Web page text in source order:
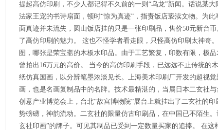
提起高仿印刷，不少人都记得不久前的一则“乌龙”新闻。话说某
法家王宠的书诗扇面，顿时“惊为真迹”，指责饭店亵渎文物。为
面真迹并未流失，圆山饭店挂的只是一张印刷品，售价50元新台
了高仿印刷的魅力。 这也不怪学者看走眼，只怪高仿印刷太神奇
图，哪张是荣宝斋的木板水印品。由于工艺繁复，印数有限，极
曾拍出16万元的高价。 当今的高仿印刷手段，已远远不止传统的
纸仿真国画，以分辨笔墨浓淡见长。上海美术印刷厂开发的超视
画，也是名画复制品中的名牌。技术最精湛的，当属日本二玄社
创意产业博览会上，台北“故宫博物院”展台上就挂出了二玄社的
势磅礴，神韵流动。二玄社的限量仿古印刷品，在中国已不陌生
玄社印画”的牌子。可见其制品已受到一定数量买家的追捧。 在